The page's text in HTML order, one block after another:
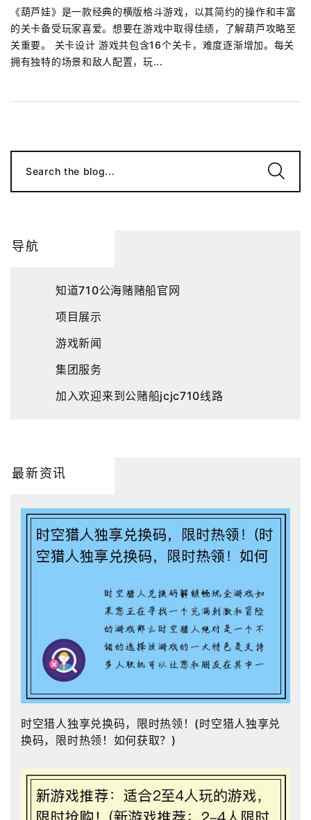
《葫芦娃》是一款经典的横版格斗游戏，以其简约的操作和丰富
的关卡备受玩家喜爱。想要在游戏中取得佳绩，了解葫芦攻略至
关重要。 关卡设计 游戏共包含16个关卡，难度逐渐增加。每关
拥有独特的场景和敌人配置，玩...
Search the blog...
导航
知道710公海赌赌船官网
项目展示
游戏新闻
集团服务
加入欢迎来到公赌船jcjc710线路
最新资讯
时空猎人独享兑换码，限时热领！(时空猎人独享兑
换码，限时热领！如何获取？)